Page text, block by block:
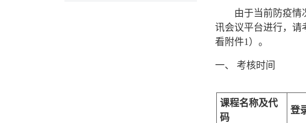
由于当前防疫情
讯会议平台进行，请
看附件1）。
一、 考核时间
课程名称及代
码
登